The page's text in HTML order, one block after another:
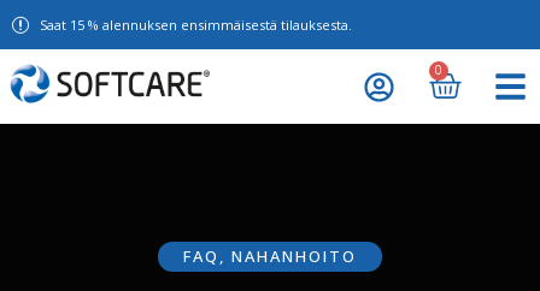
Saat 15 % alennuksen ensimmäisestä tilauksesta.
0
FAQ , NAHANHOITO